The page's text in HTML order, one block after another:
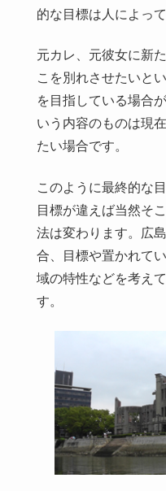
的な目標は人によって
元カレ、元彼女に新
こを別れさせたいと
を目指している場合
いう内容のものは現
たい場合です。
このように最終的な
目標が違えば当然そ
法は変わります。広
合、目標や置かれて
域の特性などを考え
す。